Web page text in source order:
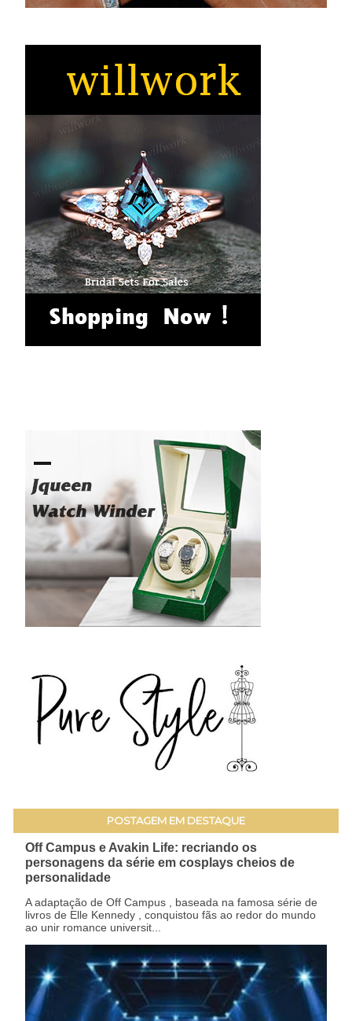
POSTAGEM EM DESTAQUE
Off Campus e Avakin Life: recriando os
personagens da série em cosplays cheios de
personalidade
A adaptação de Off Campus , baseada na famosa série de
livros de Elle Kennedy , conquistou fãs ao redor do mundo
ao unir romance universit...